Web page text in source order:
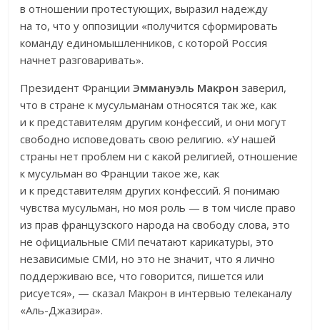
в отношении протестующих, выразил надежду
на то, что у оппозиции «получится сформировать
команду единомышленников, с которой Россия
начнет разговаривать».
Президент ФранцииЭммануэль Макрон заверил,
что в стране к мусульманам относятся так же, как
и к представителям другим конфессий, и они могут
свободно исповедовать свою религию. «У нашей
страны нет проблем ни с какой религией, отношение
к мусульман во Франции такое же, как
и к представителям других конфессий. Я понимаю
чувства мусульман, но моя роль — в том числе право
из прав французского народа на свободу слова, это
не официальные СМИ печатают карикатуры, это
независимые СМИ, но это не значит, что я лично
поддерживаю все, что говорится, пишется или
рисуется», — сказал Макрон в интервью телеканалу
«Аль-Джазира».